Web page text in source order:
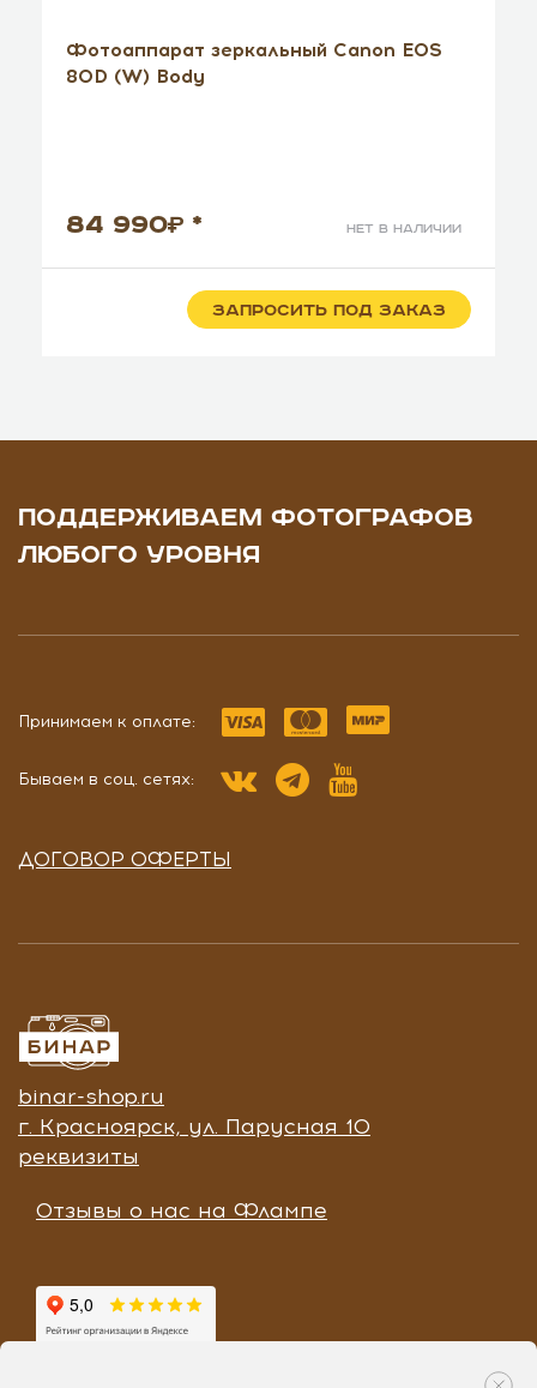
Фотоаппарат зеркальный Canon EOS
80D (W) Body
84 990 * нет в наличии
ЗАПРОСИТЬ ПОД ЗАКАЗ
ПОДДЕРЖИВАЕМ ФОТОГРАФОВ
ЛЮБОГО УРОВНЯ
Принимаем к оплате:
Бываем в соц. сетях:
ДОГОВОР ОФЕРТЫ
binar-shop.ru
г. Красноярск, ул. Парусная 10
реквизиты
Отзывы о нас на Флампе